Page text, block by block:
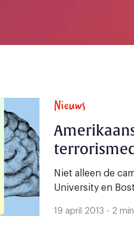
Nieuws
Niet alleen de
University en
19 april 2013 - 2